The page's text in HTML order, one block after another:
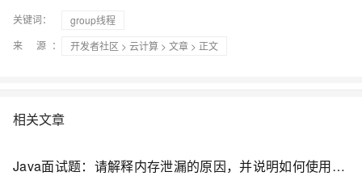
关键词：
group线程
来 源：
开发者社区 > 云计算 > 文章 > 正文
相关文章
Java面试题：请解释内存泄漏的原因，并说明如何使用Thread类和ExecutorService实现多线程编程，请解释CountDownLatch和CyclicBarrier在并发编程中的用途和区别